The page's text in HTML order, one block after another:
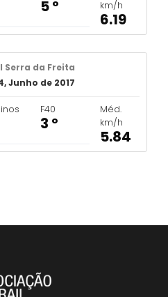
5 º
km/h
6.19
Serra da Freita
Junho de 2017
F40
3 º
Méd.
km/h
5.84